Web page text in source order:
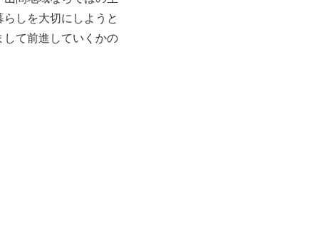
しを大切にしようと
て前進していくかの